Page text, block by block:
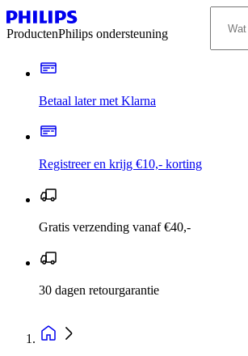
ProductenPhilips ondersteuning
Betaal later met Klarna
Registreer en krijg €10,- korting
Gratis verzending vanaf €40,-
30 dagen retourgarantie